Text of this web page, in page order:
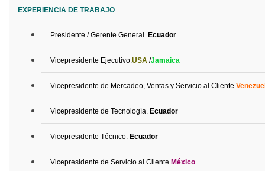
EXPERIENCIA DE TRABAJO
Presidente /Gerente General. Ecuador
Vicepresidente Ejecutivo USA /Jamaica
Vicepresidente de Mercadeo, Ventas y Servicio al Cliente.
Vicepresidente de Tecnología Ecuador
Vicepresidente Técnico Ecuador
Vicepresidente de Servicio al Cliente. México